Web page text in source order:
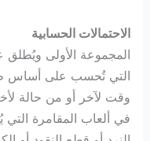
الاحتمالات الحسابية
المجموعة الأولى ويُطلق
التي تُحسب على أساس
وقت لآخر أو من حالة
في ألعاب المقامرة التي